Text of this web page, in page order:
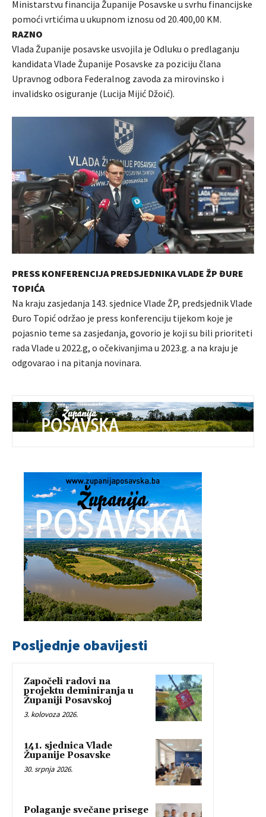
Ministarstvu financija Županije Posavske u svrhu financijske
pomoći vrtićima u ukupnom iznosu od 20.400,00 KM.
RAZNO
Vlada Županije posavske usvojila je Odluku o predlaganju
kandidata Vlade Županije Posavske za poziciju člana
Upravnog odbora Federalnog zavoda za mirovinsko i
invalidsko osiguranje (Lucija Mijić Džoić).
PRESS KONFERENCIJA PREDSJEDNIKA VLADE ŽP ĐURE
TOPIĆA
Na kraju zasjedanja 143. sjednice Vlade ŽP, predsjednik Vlade
Đuro Topić održao je press konferenciju tijekom koje je
pojasnio teme sa zasjedanja, govorio je koji su bili prioriteti
rada Vlade u 2022.g, o očekivanjima u 2023.g. a na kraju je
odgovarao i na pitanja novinara.
Posljednje obavijesti
Započeli radovi na
projektu deminiranja u
Županiji Posavskoj
3. kolovoza 2026.
141. sjednica Vlade
Županije Posavske
30. srpnja 2026.
Polaganje svečane prisege